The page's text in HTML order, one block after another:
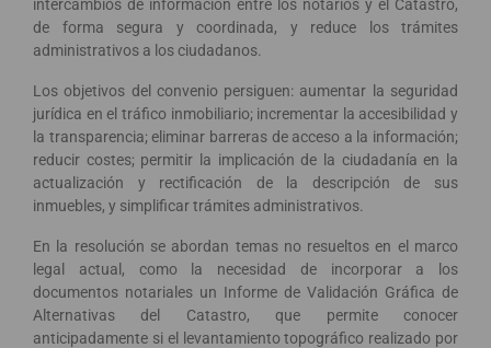
intercambios de información entre los notarios y el Catastro,
de forma segura y coordinada, y reduce los trámites
administrativos a los ciudadanos.
Los objetivos del convenio persiguen: aumentar la seguridad
jurídica en el tráfico inmobiliario; incrementar la accesibilidad y
la transparencia; eliminar barreras de acceso a la información;
reducir costes; permitir la implicación de la ciudadanía en la
actualización y rectificación de la descripción de sus
inmuebles, y simplificar trámites administrativos.
En la resolución se abordan temas no resueltos en el marco
legal actual, como la necesidad de incorporar a los
documentos notariales un Informe de Validación Gráfica de
Alternativas del Catastro, que permite conocer
anticipadamente si el levantamiento topográfico realizado por